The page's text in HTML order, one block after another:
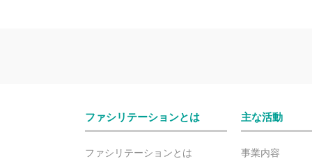
ファシリテーションとは
ファシリテーションとは
主な活動
事業内容